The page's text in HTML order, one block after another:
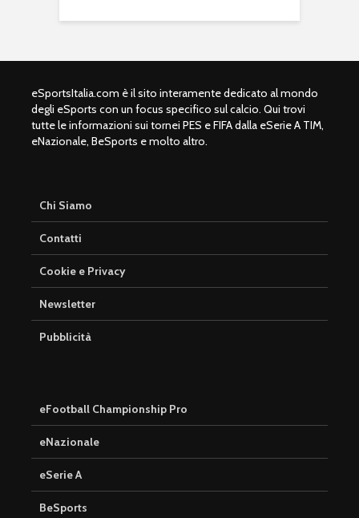
eSportsItalia.com è il sito interamente dedicato al mondo
degli eSports con un focus specifico sul calcio. Qui trovi
tutte le informazioni sui tornei PES e FIFA dalla eSerie A TIM,
eNazionale, BeSports e molto altro.
Chi Siamo
Contatti
Cookie e Privacy
Newsletter
Pubblicità
eFootball Championship Pro
eNazionale
eSerie A
BeSports